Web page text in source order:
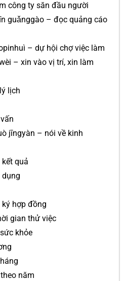
công ty săn đầu người
guǎnggào – đọc quảng cáo
– dự hội chợ việc làm
– xin vào vị trí, xin làm
lịch
jīngyàn – nói về kinh
quả
hợp đồng
gian thử việc
khỏe
năm